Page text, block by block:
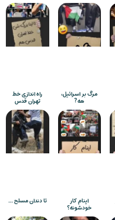
مرگ بر اسرائیل،
هه?
راه اندازی خط
تهران قدس
اینام کار
خودشونه؟
تا دندان مسلح …